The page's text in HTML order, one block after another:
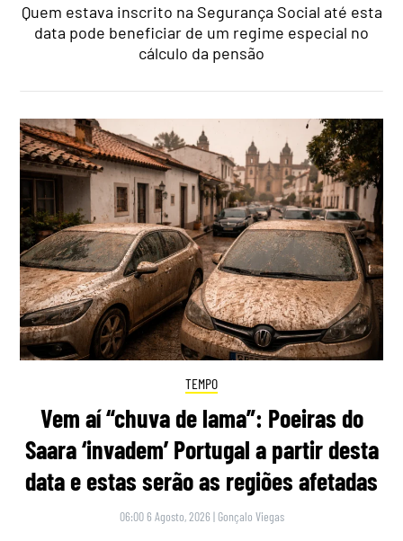
Quem estava inscrito na Segurança Social até esta
data pode beneficiar de um regime especial no
cálculo da pensão
TEMPO
Vem aí “chuva de lama”: Poeiras do
Saara ‘invadem’ Portugal a partir desta
data e estas serão as regiões afetadas
06:00 6 Agosto, 2026 | Gonçalo Viegas